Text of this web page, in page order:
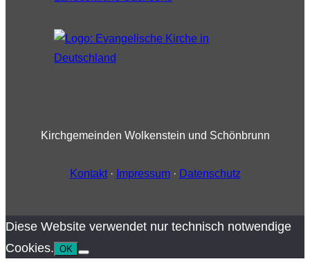
Kirchgemeinden Wolkenstein und Schönbrunn
Kontakt· Impressum· Datenschutz
Diese Website verwendet nur technisch notwendige
Cookies. OK